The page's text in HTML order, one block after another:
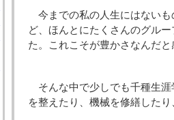
今までの私の人生にはない
ど、ほんとにたくさんのグル
た。これこそが豊かさなんだ
そんな中で少しでも千種生
を整えたり、機械を修繕した